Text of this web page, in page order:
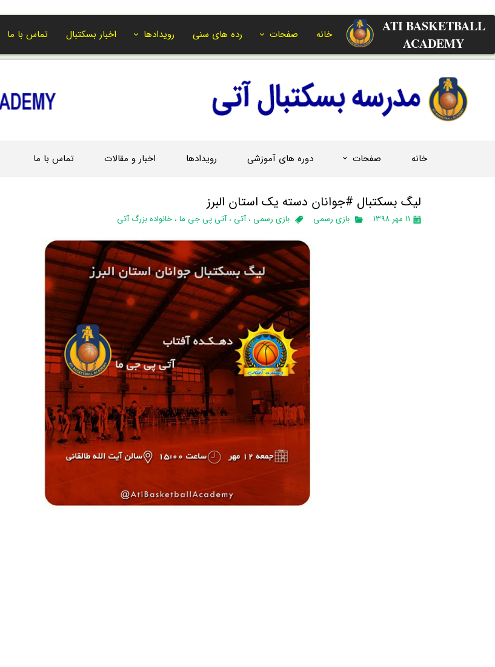
خانه صفحات رده های سنی رویدادها اخبار بسکتبال تماس با ما
ATI BASKETBALL
ACADEMY​​​​​​​
خانه صفحات دوره های آموزشی رویدادها اخبار و مقالات تماس با ما
لیگ بسکتبال #جوانان دسته یک استان البرز‌
۱۱ مهر ۱۳۹۸ بازی رسمی بازی رسمی ،آتی ،آتی پی جی ما، خانواده بزرگ آتی